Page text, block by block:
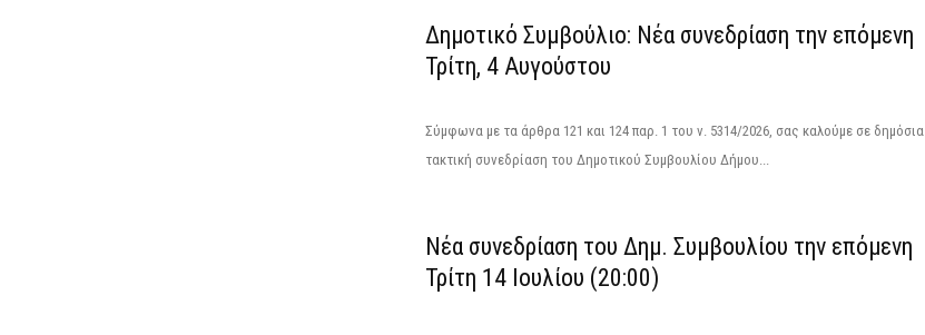
Δημοτικό Συμβούλιο: Νέα συνεδρίαση την επόμενη
Τρίτη, 4 Αυγούστου
Σύμφωνα με τα άρθρα 121 και 124 παρ. 1 του ν. 5314/2026, σας καλούμε σε δημόσια
τακτική συνεδρίαση του Δημοτικού Συμβουλίου Δήμου...
Νέα συνεδρίαση του Δημ. Συμβουλίου την επόμενη
Τρίτη 14 Ιουλίου (20:00)